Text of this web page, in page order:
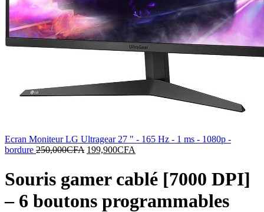
Ecran Moniteur LG Ultragear 27 " - 165 Hz - 1 ms - 1080p -
bordure 250,000CFA Le
était :
199,900CFA
actuel
est :
Souris gamer cablé [7000 DPI]
– 6 boutons programmables